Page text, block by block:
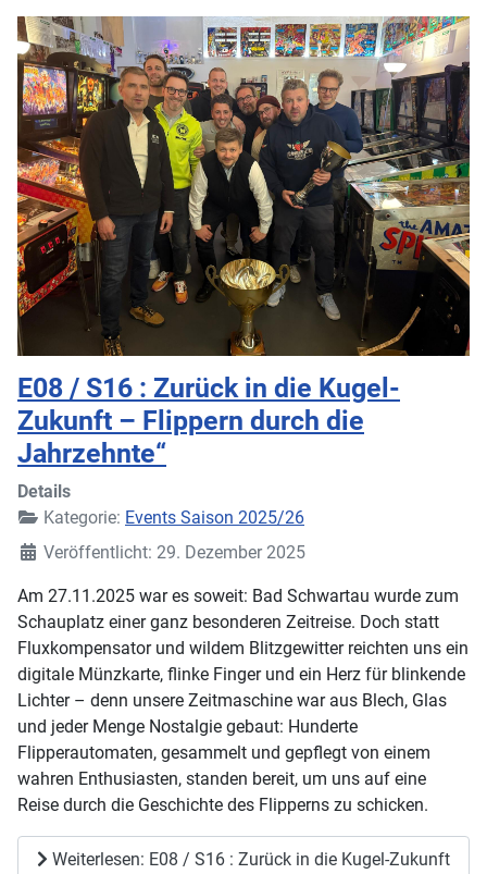
E08 / S16 : Zurück in die Kugel-
Zukunft – Flippern durch die
Jahrzehnte“
Details
Kategorie: Events Saison 2025/26
Veröffentlicht: 29. Dezember 2025
Am 27.11.2025 war es soweit: Bad Schwartau wurde zum
Schauplatz einer ganz besonderen Zeitreise. Doch statt
Fluxkompensator und wildem Blitzgewitter reichten uns ein
digitale Münzkarte, flinke Finger und ein Herz für blinkende
Lichter – denn unsere Zeitmaschine war aus Blech, Glas
und jeder Menge Nostalgie gebaut: Hunderte
Flipperautomaten, gesammelt und gepflegt von einem
wahren Enthusiasten, standen bereit, um uns auf eine
Reise durch die Geschichte des Flipperns zu schicken.
Weiterlesen: E08 / S16 : Zurück in die Kugel-Zukunft